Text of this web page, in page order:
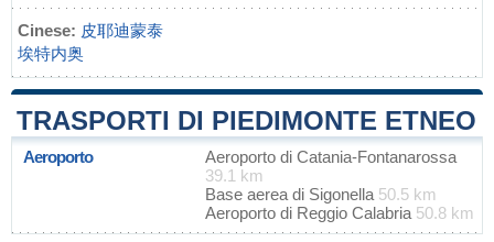
Cinese: 皮耶迪蒙泰
埃特内奥
TRASPORTI DI PIEDIMONTE ETNEO
Aeroporto
Aeroporto di Catania-Fontanarossa
39.1 km
Base aerea di Sigonella 50.5 km
Aeroporto di Reggio Calabria 50.8 km